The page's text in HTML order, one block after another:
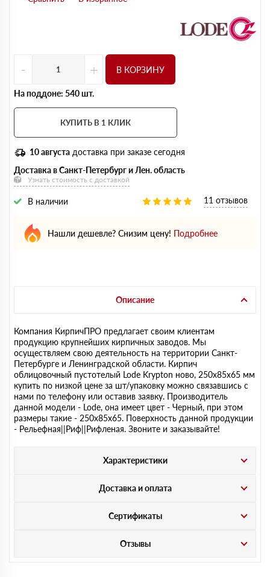
- + В КОРЗИНУ
На поддоне: 540 шт.
КУПИТЬ В 1 КЛИК
10 августа доставка при заказе сегодня
Доставка в Санкт-Петербург и Лен. область
Узнать стоимость с доставкой
В наличии 11 отзывов
Нашли дешевле? Снизим цену! Подробнее
Описание
Компания КирпичПРО предлагает своим клиентам
продукцию крупнейших кирпичных заводов. Мы
осуществляем свою деятельность на территории Санкт-
Петербурге и Ленинградской области. Кирпич
облицовочный пустотелый Lode Krypton ново, 250х85х65 мм
купить по низкой цене за шт/упаковку можно связавшись с
нами по телефону или оставив заявку. Производитель
данной модели - Lode, она имеет цвет - Черный, при этом
размеры такие - 250х85х65. Поверхность данной продукции
- Рельефная||Риф||Рифленая. Звоните и заказывайте!
Характеристики
Доставка и оплата
Сертификаты
Отзывы